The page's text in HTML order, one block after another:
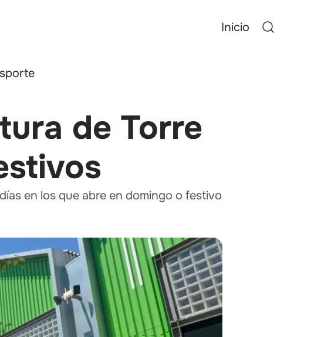
Inicio
de Torre
en los que abre en domingo o festivo